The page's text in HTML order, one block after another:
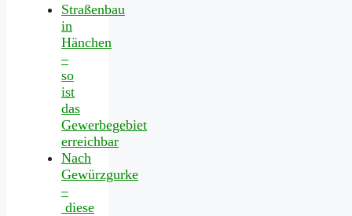
Straßenbau
in
Hänchen
–
so
ist
das
Gewerbegebiet
erreichbar
Nach
Gewürzgurke
–
diese